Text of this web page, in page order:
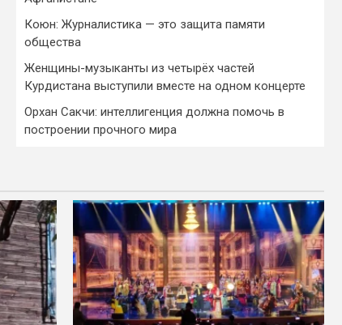
Коюн: Журналистика — это защита памяти
общества
Женщины-музыканты из четырёх частей
Курдистана выступили вместе на одном концерте
Орхан Сакчи: интеллигенция должна помочь в
построении прочного мира